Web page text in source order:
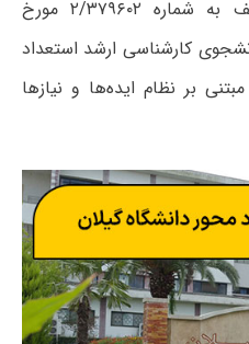
ابلاغی وزارت عتف به شماره ۲/۳۷۹۶۰۲ مورخ
دانشجوی کارشناسی ارشد استعداد
بر نظام ایده‌ها و نیازها